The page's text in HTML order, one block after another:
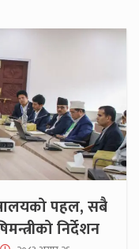
पहल, सबै
निर्देशन